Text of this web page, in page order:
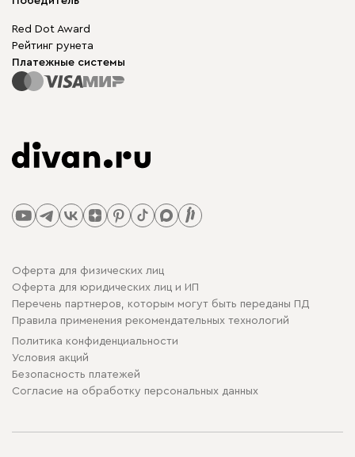
Red Dot Award
Рейтинг рунета
Платежные системы
Оферта для физических лиц
Оферта для юридических лиц и ИП
Перечень партнеров, которым могут быть переданы ПД
Правила применения рекомендательных технологий
Политика конфиденциальности
Условия акций
Безопасность платежей
Cогласие на обработку персональных данных